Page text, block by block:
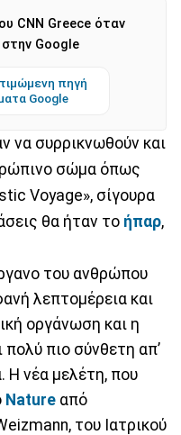
CNN Greece όταν
στην Google
πηγή
Google
να συρρικνωθούν και
σώμα όπως
Voyage», σίγουρα
θα ήταν το ήπαρ,
του ανθρώπου
λεπτομέρεια και
οργάνωση και η
πολύ πιο σύνθετη απ’
Η νέα μελέτη, που
Nature από
του Ιατρικού